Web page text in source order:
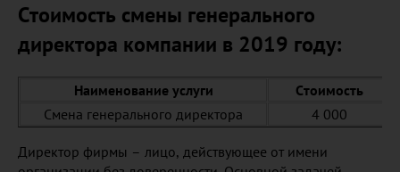
Стоимость смены генерального
директора компании в 2019 году:
Наименование услуги
Стоимость
Смена генерального директора
4 000
Директор фирмы – лицо, действующее от имени